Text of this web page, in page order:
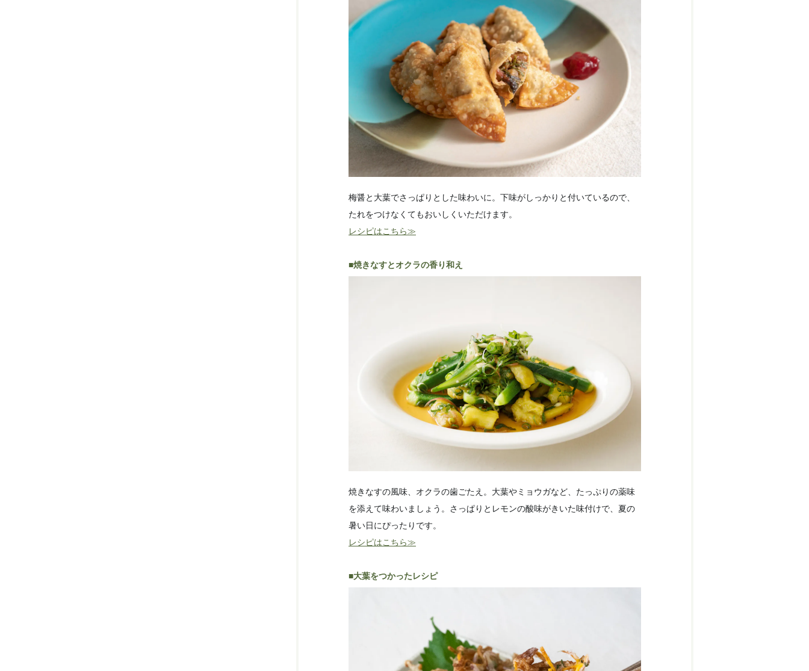
梅醤と大葉でさっぱりとした味わいに。下味がしっかりと付いているので、
たれをつけなくてもおいしくいただけます。
レシピはこちら≫
■焼きなすとオクラの香り和え
焼きなすの風味、オクラの歯ごたえ。大葉やミョウガなど、たっぷりの薬味
を添えて味わいましょう。さっぱりとレモンの酸味がきいた味付けで、夏の
暑い日にぴったりです。
レシピはこちら≫
■大葉をつかったレシピ